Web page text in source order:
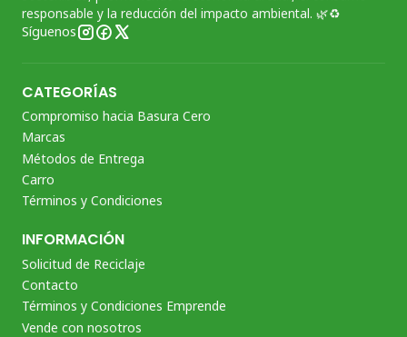
responsable y la reducción del impacto ambiental. 🌿♻️
Síguenos
CATEGORÍAS
Compromiso hacia Basura Cero
Marcas
Métodos de Entrega
Carro
Términos y Condiciones
INFORMACIÓN
Solicitud de Reciclaje
Contacto
Términos y Condiciones Emprende
Vende con nosotros